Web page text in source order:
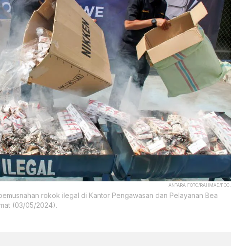
ANTARA FOTO/RAHMAD/FOC.
rokok ilegal di Kantor Pengawasan dan Pelayanan Bea
(03/05/2024).